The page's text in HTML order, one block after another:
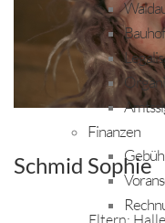
Finanzen
Schmid Sophie